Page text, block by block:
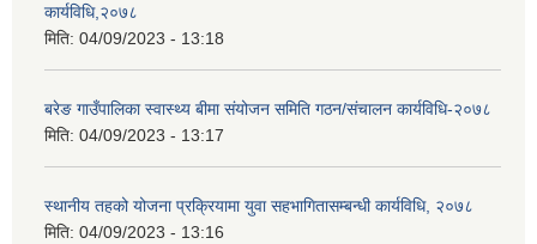
कार्यविधि,२०७८
मिति: 04/09/2023 - 13:18
बरेङ गाउँपालिका स्वास्थ्य बीमा संयोजन समिति गठन/संचालन कार्यविधि-२०७८
मिति: 04/09/2023 - 13:17
स्थानीय तहको योजना प्रक्रियामा युवा सहभागितासम्बन्धी कार्यविधि, २०७८
मिति: 04/09/2023 - 13:16